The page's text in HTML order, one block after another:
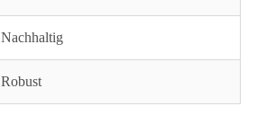
Nachhaltig
Robust